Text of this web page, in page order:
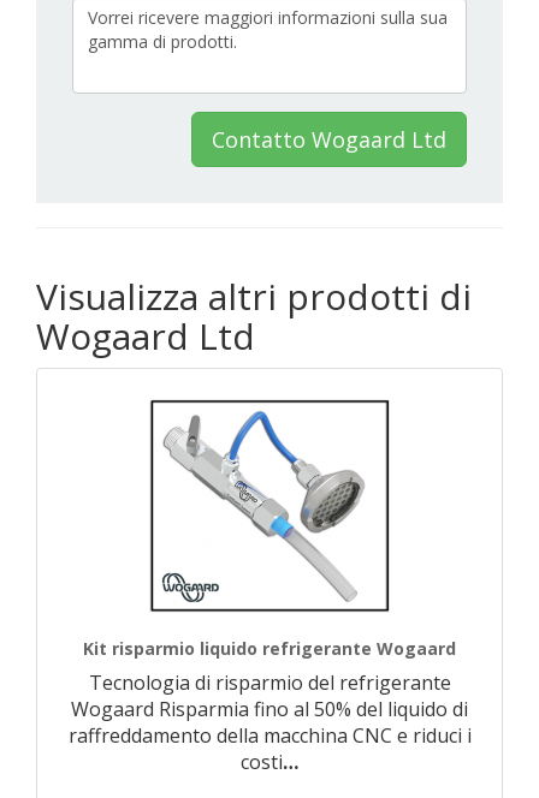
Contatto Wogaard Ltd
Visualizza altri prodotti di
Wogaard Ltd
Kit risparmio liquido refrigerante Wogaard
Tecnologia di risparmio del refrigerante
Wogaard Risparmia fino al 50% del liquido di
raffreddamento della macchina CNC e riduci i
costi…